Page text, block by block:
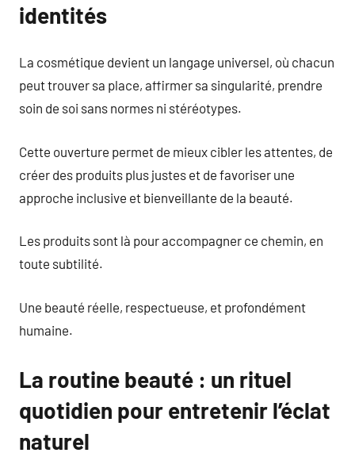
identités
La cosmétique devient un langage universel, où chacun
peut trouver sa place, affirmer sa singularité, prendre
soin de soi sans normes ni stéréotypes.
Cette ouverture permet de mieux cibler les attentes, de
créer des produits plus justes et de favoriser une
approche inclusive et bienveillante de la beauté.
Les produits sont là pour accompagner ce chemin, en
toute subtilité.
Une beauté réelle, respectueuse, et profondément
humaine.
La routine beauté : un rituel
quotidien pour entretenir l’éclat
naturel